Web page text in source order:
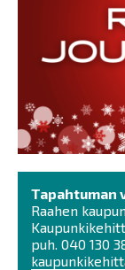
Tapahtuman
Raahen
puh. 040 130